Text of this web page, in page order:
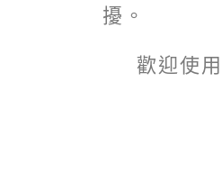
擾。
歡迎使用